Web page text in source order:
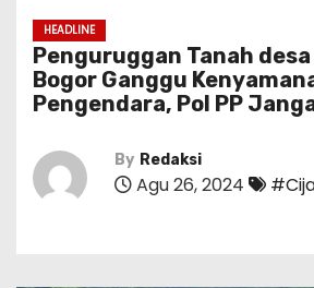
HEADLINE
Penguruggan Tanah
Bogor Ganggu
Pengendara, Pol PP
By Redaksi
Agu 26, 2024